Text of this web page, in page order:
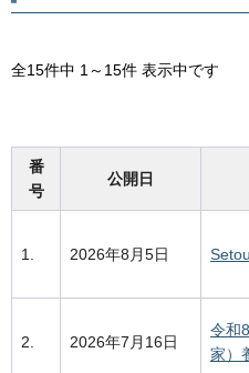
全15件中 1～15件 表示中です
番
号
公開日
1. 2026年8月5日
2. 2026年7月16日
令和
家）